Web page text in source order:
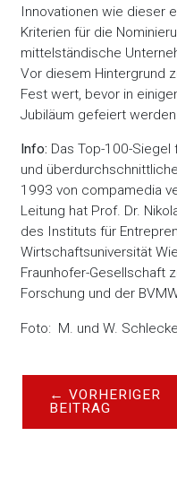
Innovationen wie dieser
Kriterien für die
mittelständische
Vor diesem Hintergrund
Fest wert, bevor in
Jubiläum gefeiert
Info: Das Top-100-
und
1993 von compamedia
Leitung hat Prof. Dr.
des Instituts für
Wirtschaftsuniversität
Fraunhofer-Gesellschaft
Forschung und der
Foto: M. und W.
← VORHERIGER
BEITRAG